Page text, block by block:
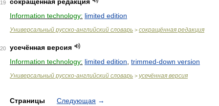
19
Information technology: limited edition
Универсальный русско-английский словарь > сокращённая редакция
20
усечённая версия
Information technology: limited edition trimmed-down version
Универсальный русско-английский словарь > усечённая версия
Страницы Следующая →